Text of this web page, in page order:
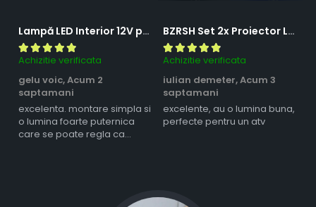
Lampă LED Interior 12V pentru Dubă, Camper și Rulotă - 180LED, 33 cm, 3 Temperaturii de Culoare, Intensitate Reglabilă, Iluminare Compartiment Marfă
Achizitie verificata
gelu voic,Acum 2
saptamani
excelenta. montare simpla si
o lumina foarte puternica
care se poate regla ca
BZRSH Set 2x Proiector LED Bufnita 50W Lupa 2 Faze Alb-Galben 12-24V Moto ATV
Achizitie verificata
iulian demeter,Acum 3
saptamani
excelente, au o lumina buna,
perfecte pentru un atv